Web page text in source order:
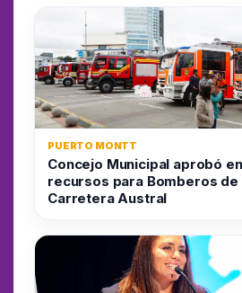
PUERTO MONTT
Concejo Municipal aprobó
recursos para Bomberos
Carretera Austral